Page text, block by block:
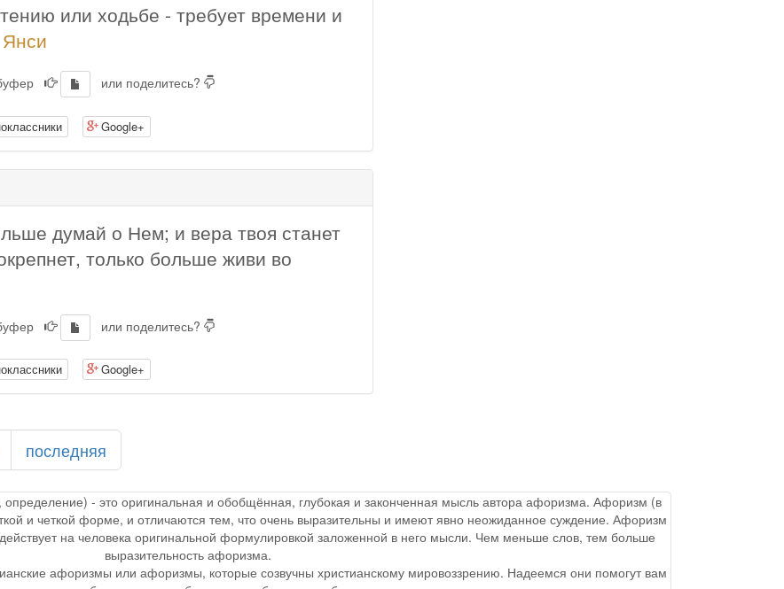
или ходьбе - требует времени и
или поделитесь?
Google+
думай о Нем; и вера твоя станет
только больше живи во
или поделитесь?
Google+
последняя
- это оригинальная и обобщённая, глубокая и законченная мысль автора афоризма. Афоризм (в
и четкой форме, и отличаются тем, что очень выразительны и имеют явно неожиданное суждение. Афоризм
на человека оригинальной формулировкой заложенной в него мысли. Чем меньше слов, тем больше
выразительность афоризма.
афоризмы или афоризмы, которые созвучны христианскому мировоззрению. Надеемся они помогут вам